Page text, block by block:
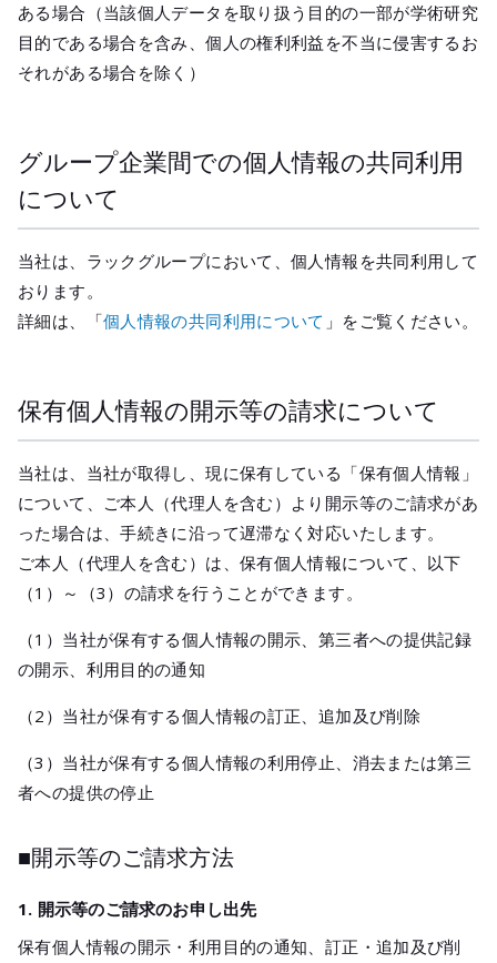
ある場合（当該個人データを取り扱う目的の一部が学術研究
目的である場合を含み、個人の権利利益を不当に侵害するお
それがある場合を除く）
グループ企業間での個人情報の共同利用
について
当社は、ラックグループにおいて、個人情報を共同利用して
おります。
詳細は、「個人情報の共同利用について 」をご覧ください。
保有個人情報の開示等の請求について
当社は、当社が取得し、現に保有している「保有個人情報」
について、ご本人（代理人を含む）より開示等のご請求があ
った場合は、手続きに沿って遅滞なく対応いたします。
ご本人（代理人を含む）は、保有個人情報について、以下
（1）～（3）の請求を行うことができます。
（1）当社が保有する個人情報の開示、第三者への提供記録
の開示、利用目的の通知
（2）当社が保有する個人情報の訂正、追加及び削除
（3）当社が保有する個人情報の利用停止、消去または第三
者への提供の停止
■開示等のご請求方法
1. 開示等のご請求のお申し出先
保有個人情報の開示・利用目的の通知、訂正・追加及び削